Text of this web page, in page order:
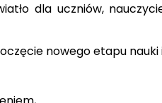
dla uczniów,
nowego etapu nauki